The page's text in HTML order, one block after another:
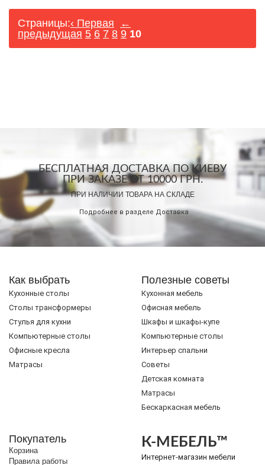
Страницы:‹ Первая
←
предыдущая 5 6 7 8 9 10
БЕСПЛАТНАЯ ДОСТАВКА ПО КИЕВУ
ПРИ ЗАКАЗЕ ОТ 10000 ГРН.
ПРИ НАЛИЧИИ ТОВАРА НА СКЛАДЕ
Подробнее в разделе Доставка
Как выбрать
Кухонные столы
Cтолы трансформеры
Стулья для кухни
Компьютерные столы
Офисные кресла
Матрасы
Полезные советы
Кухонная мебель
Офисная мебель
Шкафы и шкафы-купе
Компьютерные столы
Интерьер спальни
Советы
Детская комната
Матрасы
Бескаркасная мебель
Покупатель
Корзина
Правила работы
К-МЕБЕЛЬ™
Интернет-магазин мебели